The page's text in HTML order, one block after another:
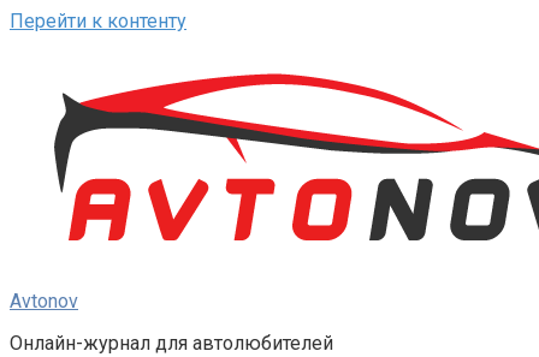
Перейти к контенту
Avtonov
Онлайн-журнал для автолюбителей